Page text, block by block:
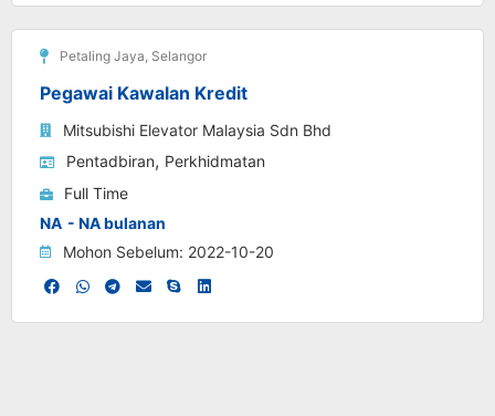
Petaling Jaya, Selangor
Pegawai Kawalan Kredit
Mitsubishi Elevator Malaysia Sdn Bhd
Pentadbiran, Perkhidmatan
Full Time
NA - NA bulanan
Mohon Sebelum: 2022-10-20